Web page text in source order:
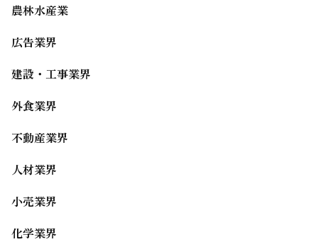
農林水産業
広告業界
建設・工事業界
外食業界
不動産業界
人材業界
小売業界
化学業界